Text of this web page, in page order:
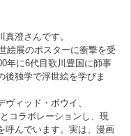
澄さんです。
絵展のポスターに衝撃を受
年に6代目歌川豊国に師事
後独学で浮世絵を学びま
ィッド・ボウイ、
コラボレーションし、現
呼んでいます。実は、漫画